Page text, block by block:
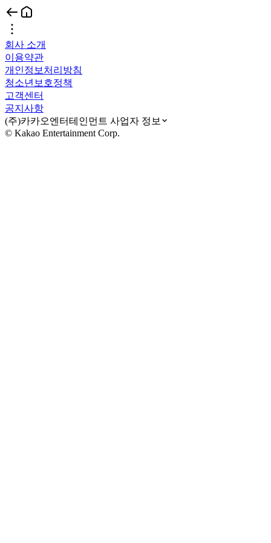
회사 소개
이용약관
개인정보처리방침
청소년보호정책
고객센터
공지사항
(주)카카오엔터테인먼트 사업자 정보
© Kakao Entertainment Corp.